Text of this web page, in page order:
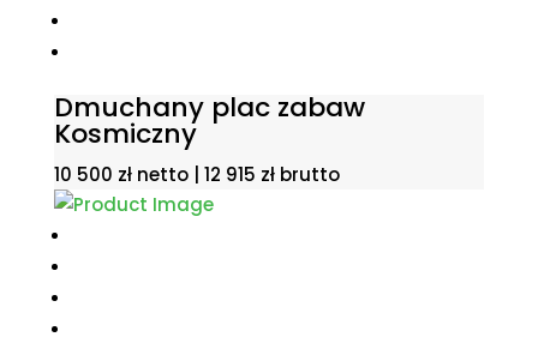
Dmuchany plac zabaw
Kosmiczny
10 500 zł netto | 12 915 złbrutto